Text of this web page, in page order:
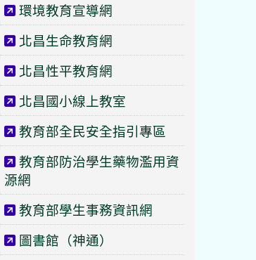
環境教育宣導網
北昌生命教育網
北昌性平教育網
北昌國小線上教室
教育部全民安全指引專區
教育部防治學生藥物濫用資
源網
教育部學生事務資訊網
圖書館（神通）